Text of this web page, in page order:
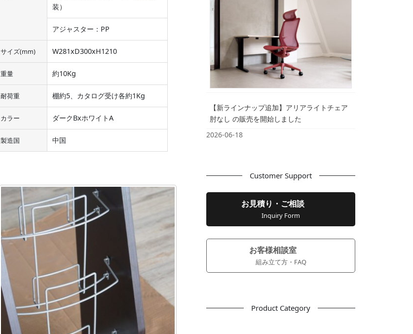
装）
アジャスター：PP
サイズ(mm) W281xD300xH1210
重量 約10Kg
耐荷重 棚約5、カタログ受け各約1Kg
カラー ダークBxホワイトA
製造国 中国
【新ラインナップ追加】アリアライトチェア
肘なし の販売を開始しました
2026-06-18
Customer Support
お見積り・ご相談
Inquiry Form
お客様相談室
組み立て方・FAQ
Product Category